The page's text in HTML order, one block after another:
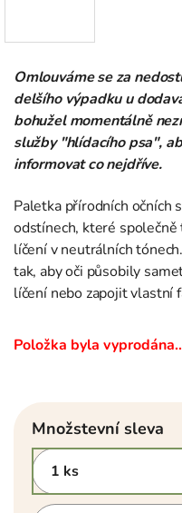
Omlouváme se za
delšího výpadku u
bohužel momentálně
služby "hlídacího psa",
informovat co nejdříve.
Paletka přírodních očních
odstínech, které
líčení v neutrálních
tak, aby oči působily
líčení nebo zapojit vlastní
Položka byla
Množstevní sleva
1 ks